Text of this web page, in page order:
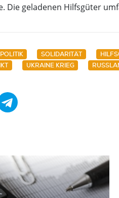
Die geladenen Hilfsgüter
POLITIK SOLIDARITÄT
UKRAINE KRIEG